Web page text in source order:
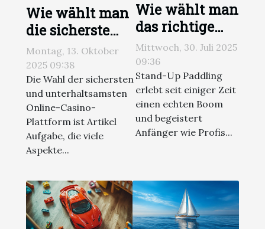
Wie wählt man
die sicherste
und
unterhaltsamste
Online-Casino-
Plattform aus?
Montag, 13. Oktober
2025 09:38
Die Wahl der sichersten
und unterhaltsamsten
Online-Casino-
Plattform ist Artikel
Aufgabe, die viele
Aspekte...
Wie wählt man
das richtige
Stand-Up
Paddle Board
für Anfänger
aus?
Mittwoch, 30. Juli 2025
09:36
Stand-Up Paddling
erlebt seit einiger Zeit
einen echten Boom
und begeistert
Anfänger wie Profis...